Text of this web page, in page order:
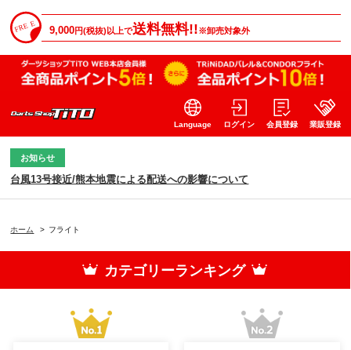
9,000円(税抜)以上で送料無料!!※卸売対象外
Language ログイン 会員登録 業販登録
お知らせ
台風13号接近/熊本地震による配送への影響について
ホーム > フライト
カテゴリーランキング